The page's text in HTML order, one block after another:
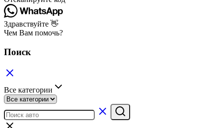
Здравствуйте 👋
Чем Вам помочь?
Поиск
Все категории